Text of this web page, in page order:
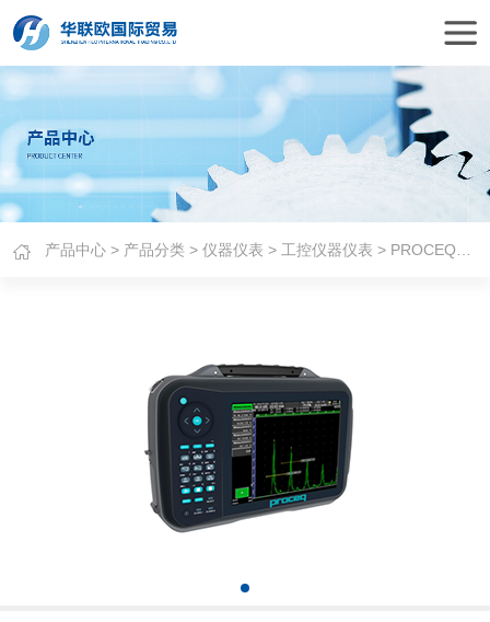
产品中心 > 产品分类 >仪器仪表 >工控仪器仪表 > PROCEQ超声波探伤仪